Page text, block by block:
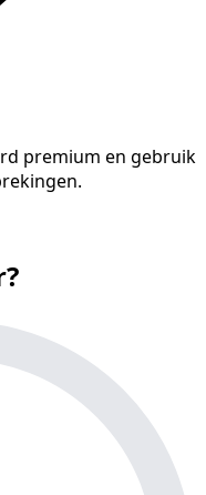
premium en gebruik